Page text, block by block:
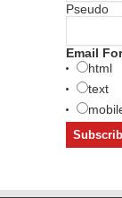
Pseudo
Email
html
text